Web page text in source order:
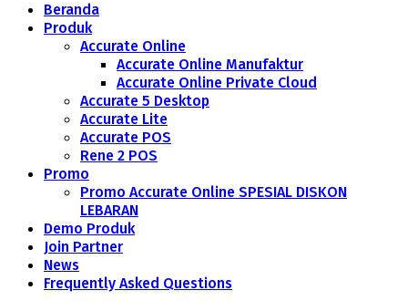
Beranda
Produk
Accurate Online
Accurate Online Manufaktur
Accurate Online Private Cloud
Accurate 5 Desktop
Accurate Lite
Accurate POS
Rene 2 POS
Promo
Promo Accurate Online SPESIAL DISKON
LEBARAN
Demo Produk
Join Partner
News
Frequently Asked Questions